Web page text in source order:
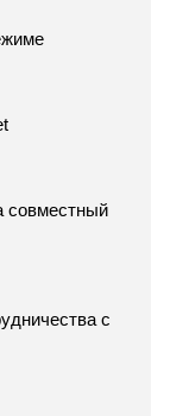
совместный
с